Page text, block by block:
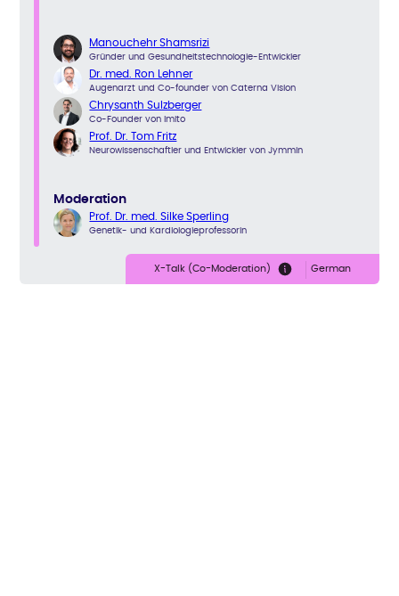
Manouchehr Shamsrizi
Gründer und Gesundheitstechnologie-Entwickler
Dr. med. Ron Lehner
Augenarzt und Co-founder von Caterna Vision
Chrysanth Sulzberger
Co-Founder von Imito
Prof. Dr. Tom Fritz
Neurowissenschaftler und Entwickler von Jymmin
Moderation
Prof. Dr. med. Silke Sperling
Genetik- und Kardiologieprofessorin
X-Talk (Co-Moderation) German